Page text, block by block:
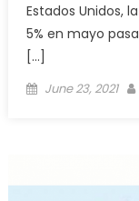
Estados Unidos,
5% en mayo
[…]
Posted
June 23, 2021